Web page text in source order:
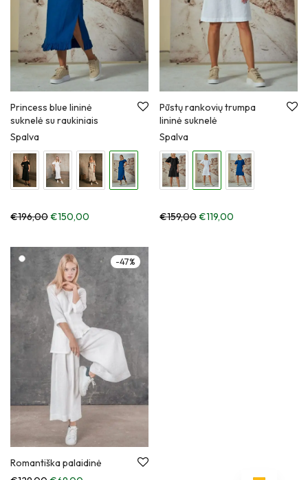
Princess blue lininė
suknelė su raukiniais
Spalva
€196,00€150,00
Pūstų rankovių trumpa
lininė suknelė
Spalva
€159,00€119,00
-47%
Romantiška palaidinė